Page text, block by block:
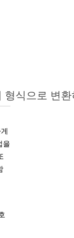
식으로 변
을